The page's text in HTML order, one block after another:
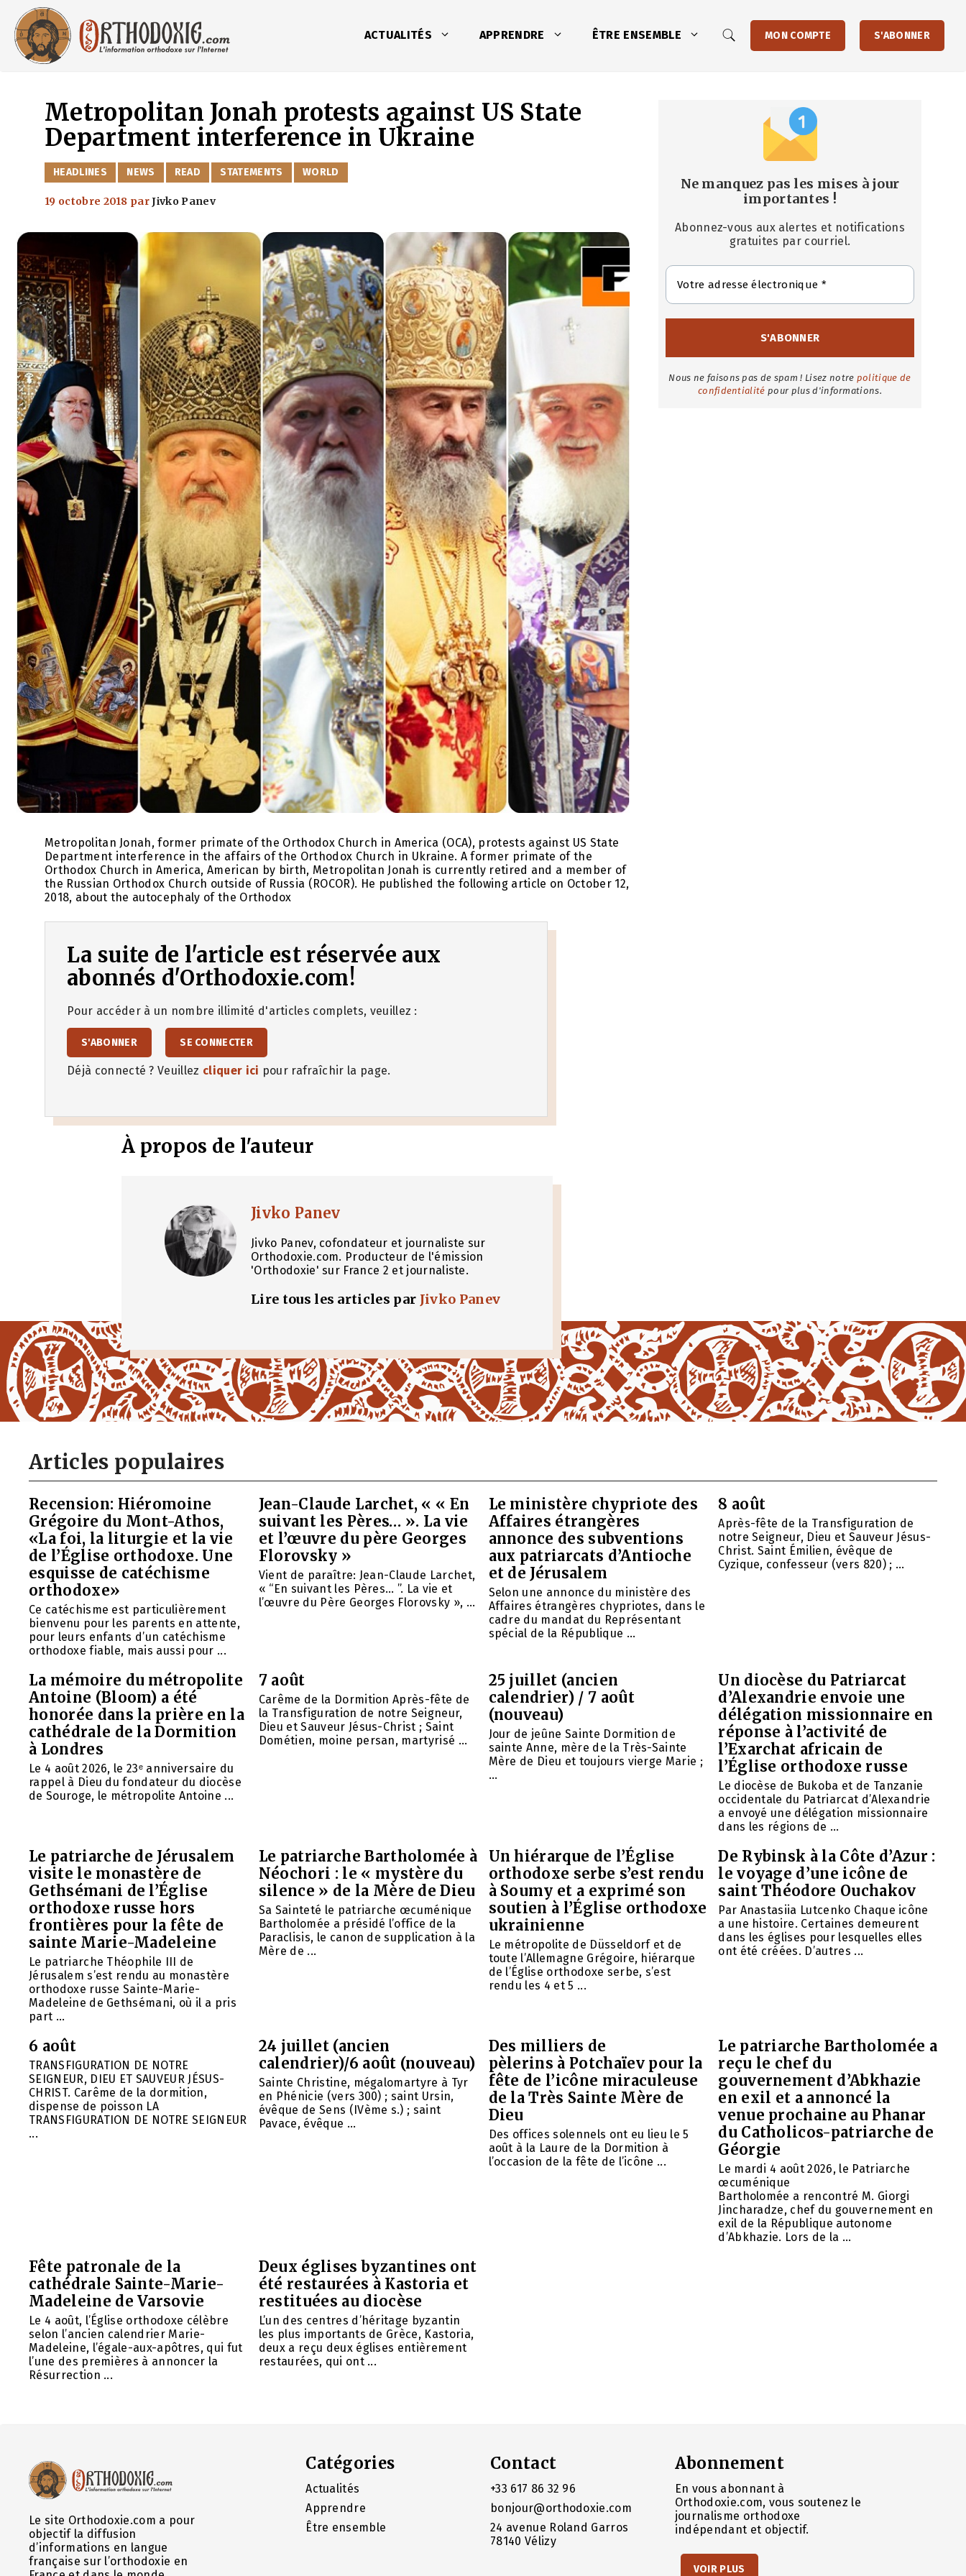
contenu
ACTUALITÉS APPRENDRE ÊTRE ENSEMBLE MON COMPTE S'ABONNER
Metropolitan Jonah protests against US State
Department interference in Ukraine
CATÉGORIES
HEADLINES NEWS READ STATEMENTS WORLD
19 octobre 2018 parJivko Panev
Metropolitan Jonah, former primate of the Orthodox Church in America (OCA), protests against US State
Department interference in the affairs of the Orthodox Church in Ukraine. A former primate of the
Orthodox Church in America, American by birth, Metropolitan Jonah is currently retired and a member of
the Russian Orthodox Church outside of Russia (ROCOR). He published the following article on October 12,
2018, about the autocephaly of the Orthodox
La suite de l'article est réservée aux
abonnés d'Orthodoxie.com!
Pour accéder à un nombre illimité d'articles complets, veuillez :
S'ABONNER SE CONNECTER
Déjà connecté ? Veuillez cliquer ici pour rafraîchir la page.
À propos de l'auteur
Jivko Panev
Jivko Panev, cofondateur et journaliste sur
Orthodoxie.com. Producteur de l'émission
'Orthodoxie' sur France 2 et journaliste.
Lire tous les articles par Jivko Panev
Ne manquez pas les mises à jour
importantes !
Abonnez-vous aux alertes et notifications
gratuites par courriel.
Nous ne faisons pas de spam ! Lisez notre politique de
confidentialité pour plus d'informations.
Articles populaires
Recension: Hiéromoine
Grégoire du Mont-Athos,
«La foi, la liturgie et la vie
de l’Église orthodoxe. Une
esquisse de catéchisme
orthodoxe»
Ce catéchisme est particulièrement
bienvenu pour les parents en attente,
pour leurs enfants d’un catéchisme
orthodoxe fiable, mais aussi pour ...
Jean-Claude Larchet, « « En
suivant les Pères… ». La vie
et l’œuvre du père Georges
Florovsky »
Vient de paraître: Jean-Claude Larchet,
« “En suivant les Pères… ”. La vie et
l’œuvre du Père Georges Florovsky », ...
Le ministère chypriote des
Affaires étrangères
annonce des subventions
aux patriarcats d’Antioche
et de Jérusalem
Selon une annonce du ministère des
Affaires étrangères chypriotes, dans le
cadre du mandat du Représentant
spécial de la République ...
8 août
Après-fête de la Transfiguration de
notre Seigneur, Dieu et Sauveur Jésus-
Christ. Saint Émilien, évêque de
Cyzique, confesseur (vers 820) ; ...
La mémoire du métropolite
Antoine (Bloom) a été
honorée dans la prière en la
cathédrale de la Dormition
à Londres
Le 4 août 2026, le 23ᵉ anniversaire du
rappel à Dieu du fondateur du diocèse
de Souroge, le métropolite Antoine ...
7 août
Carême de la Dormition Après-fête de
la Transfiguration de notre Seigneur,
Dieu et Sauveur Jésus-Christ ; Saint
Dométien, moine persan, martyrisé ...
25 juillet (ancien
calendrier) / 7 août
(nouveau)
Jour de jeûne Sainte Dormition de
sainte Anne, mère de la Très-Sainte
Mère de Dieu et toujours vierge Marie ;
...
Un diocèse du Patriarcat
d’Alexandrie envoie une
délégation missionnaire en
réponse à l’activité de
l’Exarchat africain de
l’Église orthodoxe russe
Le diocèse de Bukoba et de Tanzanie
occidentale du Patriarcat d’Alexandrie
a envoyé une délégation missionnaire
dans les régions de ...
Le patriarche de Jérusalem
visite le monastère de
Gethsémani de l’Église
orthodoxe russe hors
frontières pour la fête de
sainte Marie-Madeleine
Le patriarche Théophile III de
Jérusalem s’est rendu au monastère
orthodoxe russe Sainte-Marie-
Madeleine de Gethsémani, où il a pris
part ...
Le patriarche Bartholomée à
Néochori : le « mystère du
silence » de la Mère de Dieu
Sa Sainteté le patriarche œcuménique
Bartholomée a présidé l’office de la
Paraclisis, le canon de supplication à la
Mère de ...
Un hiérarque de l’Église
orthodoxe serbe s’est rendu
à Soumy et a exprimé son
soutien à l’Église orthodoxe
ukrainienne
Le métropolite de Düsseldorf et de
toute l’Allemagne Grégoire, hiérarque
de l’Église orthodoxe serbe, s’est
rendu les 4 et 5 ...
De Rybinsk à la Côte d’Azur :
le voyage d’une icône de
saint Théodore Ouchakov
Par Anastasiia Lutcenko Chaque icône
a une histoire. Certaines demeurent
dans les églises pour lesquelles elles
ont été créées. D’autres ...
6 août
TRANSFIGURATION DE NOTRE
SEIGNEUR, DIEU ET SAUVEUR JÉSUS-
CHRIST. Carême de la dormition,
dispense de poisson LA
TRANSFIGURATION DE NOTRE SEIGNEUR
...
24 juillet (ancien
calendrier)/6 août (nouveau)
Sainte Christine, mégalomartyre à Tyr
en Phénicie (vers 300) ; saint Ursin,
évêque de Sens (IVème s.) ; saint
Pavace, évêque ...
Des milliers de
pèlerins à Potchaïev pour la
fête de l’icône miraculeuse
de la Très Sainte Mère de
Dieu
Des offices solennels ont eu lieu le 5
août à la Laure de la Dormition à
l’occasion de la fête de l’icône ...
Le patriarche Bartholomée a
reçu le chef du
gouvernement d’Abkhazie
en exil et a annoncé la
venue prochaine au Phanar
du Catholicos-patriarche de
Géorgie
Le mardi 4 août 2026, le Patriarche
œcuménique
Bartholomée a rencontré M. Giorgi
Jincharadze, chef du gouvernement en
exil de la République autonome
d’Abkhazie. Lors de la ...
Fête patronale de la
cathédrale Sainte-Marie-
Madeleine de Varsovie
Le 4 août, l’Église orthodoxe célèbre
selon l’ancien calendrier Marie-
Madeleine, l’égale-aux-apôtres, qui fut
l’une des premières à annoncer la
Résurrection ...
Deux églises byzantines ont
été restaurées à Kastoria et
restituées au diocèse
L’un des centres d’héritage byzantin
les plus importants de Grèce, Kastoria,
deux a reçu deux églises entièrement
restaurées, qui ont ...
Le site Orthodoxie.com a pour
objectif la diffusion
d’informations en langue
française sur l’orthodoxie en
Catégories
Actualités
Apprendre
Être ensemble
Contact
+33 617 86 32 96
bonjour@orthodoxie.com
24 avenue Roland Garros
78140 Vélizy
Abonnement
En vous abonnant à
Orthodoxie.com, vous soutenez le
journalisme orthodoxe
indépendant et objectif.
VOIR PLUS